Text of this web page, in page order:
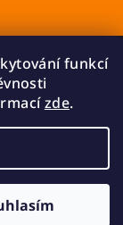
funkcí
zde.
vyhrazena.